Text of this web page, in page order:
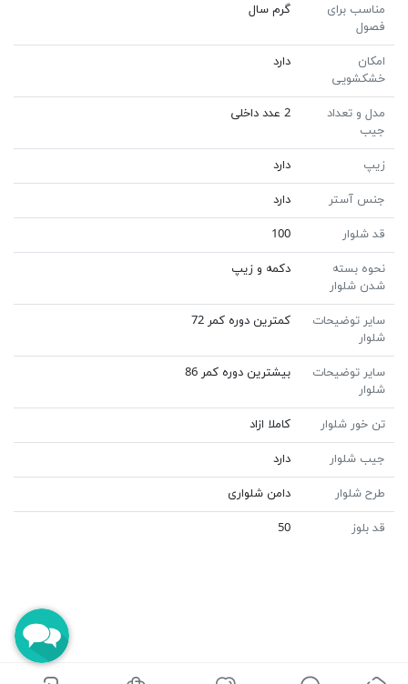
مناسب برای
فصول
گرم سال
امکان
خشکشویی
دارد
مدل و تعداد
جیب
2 عدد داخلی
زیپ دارد
جنس آستر دارد
قد شلوار 100
نحوه بسته
شدن شلوار
دکمه و زیپ
سایر توضیحات
شلوار
کمترین دوره کمر 72
سایر توضیحات
شلوار
بیشترین دوره کمر 86
تن خور شلوار کاملا ازاد
جیب شلوار دارد
طرح شلوار دامن شلواری
قد بلوز 50